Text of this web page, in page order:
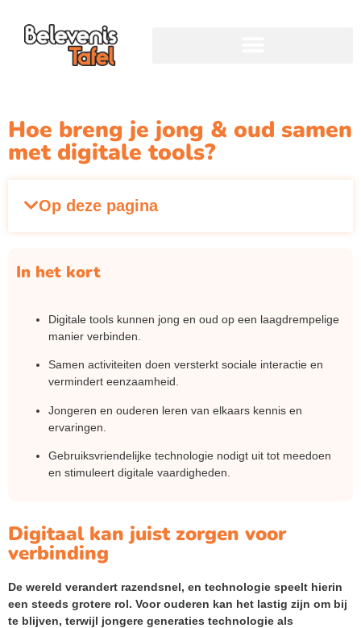
Hoe breng je jong & oud samen
met digitale tools?
Op deze pagina
In het kort
Digitale tools kunnen jong en oud op een laagdrempelige
manier verbinden.
Samen activiteiten doen versterkt sociale interactie en
vermindert eenzaamheid.
Jongeren en ouderen leren van elkaars kennis en
ervaringen.
Gebruiksvriendelijke technologie nodigt uit tot meedoen
en stimuleert digitale vaardigheden.
Digitaal kan juist zorgen voor
verbinding
De wereld verandert razendsnel, en technologie speelt hierin
een steeds grotere rol. Voor ouderen kan het lastig zijn om bij
te blijven, terwijl jongere generaties technologie als